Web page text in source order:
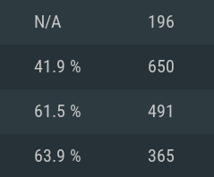
권장 사양
운영체제: Windows
권장 사양
운영체제: Mac OS
권장 사양
운영체제: Ubuntu
N/A 196
41.9 % 650
61.5 % 491
63.9 % 365